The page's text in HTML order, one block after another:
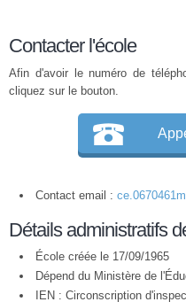
Contacter l'école
Afin d'avoir le numéro de
cliquez sur le bouton.
Contact email :
Détails administratifs
École créée le 17/09/1965
Dépend du Ministère de
IEN : Circonscription